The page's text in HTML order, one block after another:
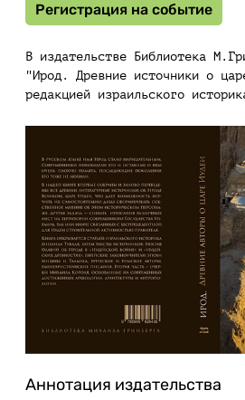
Регистрация на событие
В издательстве Библиотека
"Ирод. Древние источники о
редакцией израильского
Аннотация издательства